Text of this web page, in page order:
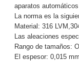
aparatos
La norma es la
Material: 316
Las aleaciones
Rango de tamaños:
El espesor: 0,015